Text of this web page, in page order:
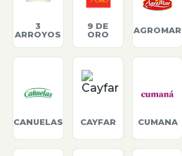
3
ARROYOS
9 DE
ORO
AGROMAR
CANUELAS CAYFAR CUMANA